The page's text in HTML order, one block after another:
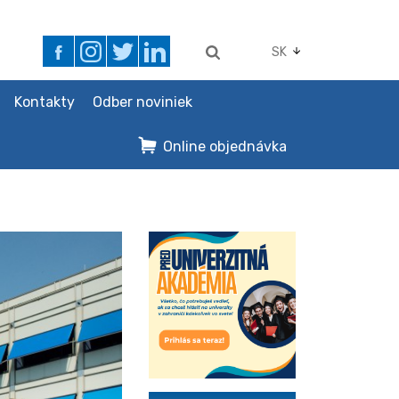
SK
Kontakty Odber noviniek
Online objednávka